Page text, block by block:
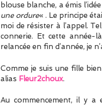
blouse blanche, a émis
une ordure« . Le principe
moi de résister à l’appel.
connerie. Et cette année-
relancée en fin d’année, je
Comme je suis une fille
alias Fleur2choux.
Au commencement, il y a